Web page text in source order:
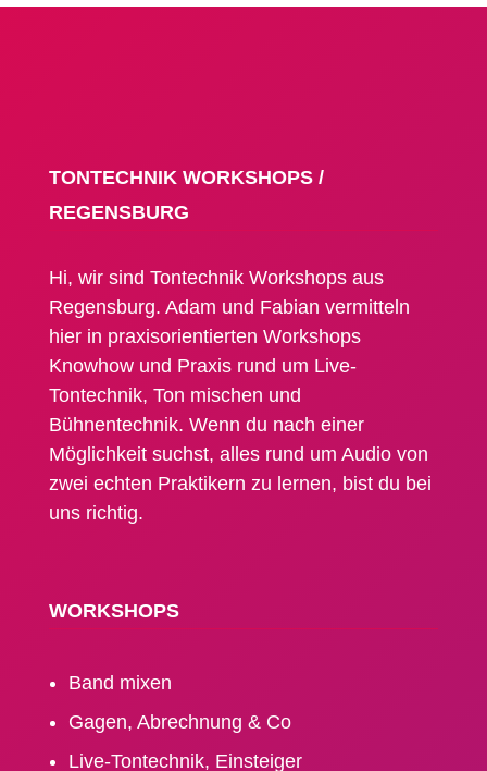
TONTECHNIK WORKSHOPS /
REGENSBURG
Hi, wir sind Tontechnik Workshops aus
Regensburg. Adam und Fabian vermitteln
hier in praxisorientierten Workshops
Knowhow und Praxis rund um Live-
Tontechnik, Ton mischen und
Bühnentechnik. Wenn du nach einer
Möglichkeit suchst, alles rund um Audio von
zwei echten Praktikern zu lernen, bist du bei
uns richtig.
WORK­SHOPS
Band mixen
Gagen, Abrechnung & Co
Live-Tontechnik, Einsteiger